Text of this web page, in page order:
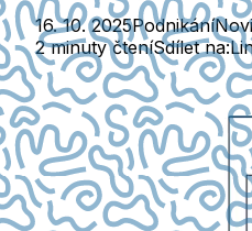
16. 10. 2025Podnikání
2 minuty čteníSdílet na: